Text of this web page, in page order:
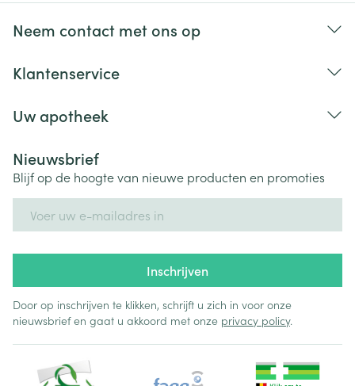
Neem contact met ons op
Klantenservice
Uw apotheek
Nieuwsbrief
Blijf op de hoogte van nieuwe producten en promoties
Inschrijven
Door op inschrijven te klikken, schrijft u zich in voor onze
nieuwsbrief en gaat u akkoord met onze privacy policy.